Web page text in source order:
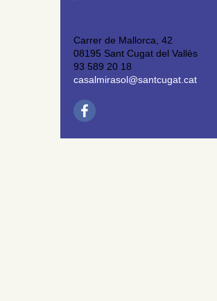
Carrer de Mallorca, 42
08195 Sant Cugat del Vallès
93 589 20 18
casalmirasol@santcugat.cat